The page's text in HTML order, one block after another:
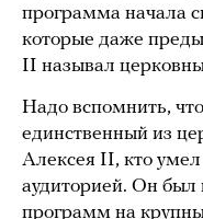
программа начала
которые даже
II называл
Надо вспомнить,
единственный из
Алексея II, кто умел
аудиторией. Он
программ на